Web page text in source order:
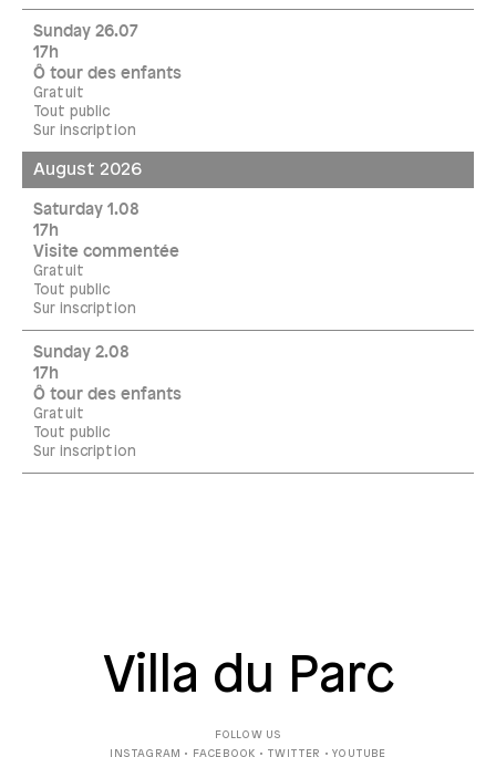
Sunday 26.07
17h
Ô tour des enfants
Gratuit
Tout public
Sur inscription
August 2026
Saturday 1.08
17h
Visite commentée
Gratuit
Tout public
Sur inscription
Sunday 2.08
17h
Ô tour des enfants
Gratuit
Tout public
Sur inscription
FOLLOW US
INSTAGRAM • FACEBOOK • TWITTER •YOUTUBE
Villa du Parc